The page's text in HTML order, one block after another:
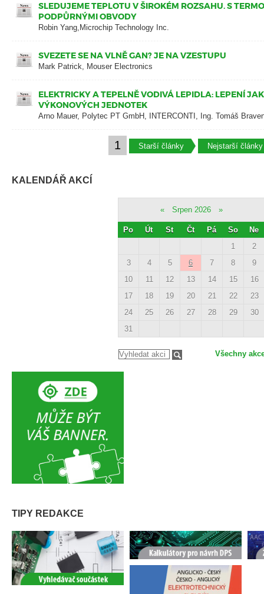
SLEDUJEME TEPLOTU V ŠIROKÉM ROZSAHU. S
PODPŮRNÝMI OBVODY
Robin Yang,Microchip Technology Inc.
SVEZETE SE NA VLNĚ GAN? JE NA VZESTUPU
Mark Patrick, Mouser Electronics
ELEKTRICKY A TEPELNĚ VODIVÁ LEPIDLA: LEPENÍ
VÝKONOVÝCH JEDNOTEK
Arno Mauer, Polytec PT GmbH, INTERCONTI, Ing. Tomáš
1 Starší články Nejstarší články
KALENDÁŘ AKCÍ
« Srpen 2026 »
Po Út St Čt Pá So
Ne
1
2
3
4 5 6 7 8
9
10
11 12 13 14 15
16
17
18 19 20 21 22
23
24
25 26 27 28 29
30
31
Všechny
TIPY REDAKCE